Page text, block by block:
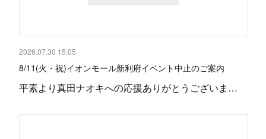
2026.07.30 15:05
8/11(火・祝)イオンモール新利府イベント中止のご案内
平素より真田ナオキへの応援ありがとうございま…